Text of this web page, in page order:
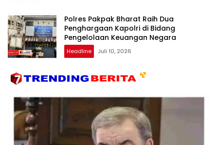
Polres Pakpak Bharat Raih Dua
Penghargaan Kapolri di Bidang
Pengelolaan Keuangan Negara
Headline Juli 10, 2026